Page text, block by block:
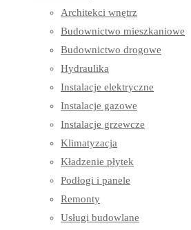
Architekci wnętrz
Budownictwo mieszkaniowe
Budownictwo drogowe
Hydraulika
Instalacje elektryczne
Instalacje gazowe
Instalacje grzewcze
Klimatyzacja
Kładzenie płytek
Podłogi i panele
Remonty
Usługi budowlane